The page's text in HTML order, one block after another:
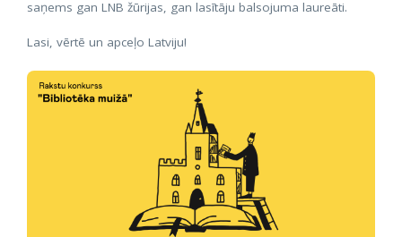
saņems gan LNB žūrijas, gan lasītāju balsojuma laureāti.
Lasi, vērtē un apceļo Latviju!